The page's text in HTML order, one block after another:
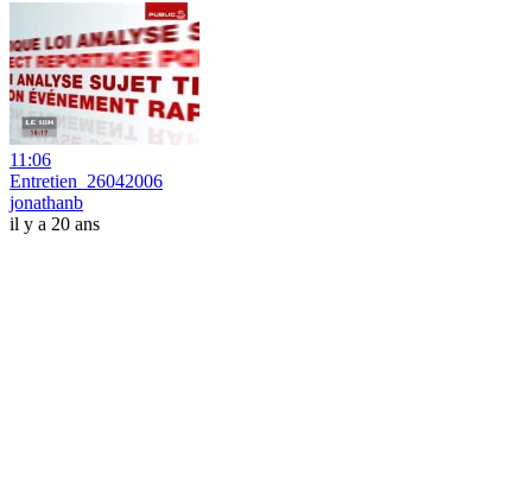
11:06
Entretien_26042006
jonathanb
il y a 20 ans